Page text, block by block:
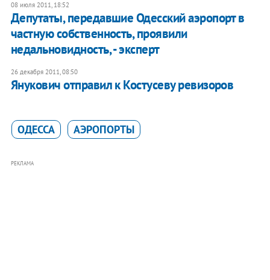
08 июля 2011, 18:52
Депутаты, передавшие Одесский аэропорт в
частную собственность, проявили
недальновидность, - эксперт
26 декабря 2011, 08:50
Янукович отправил к Костусеву ревизоров
ОДЕССА АЭРОПОРТЫ
РЕКЛАМА